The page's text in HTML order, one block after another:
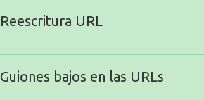
Reescritura URL
Guiones bajos en las URLs